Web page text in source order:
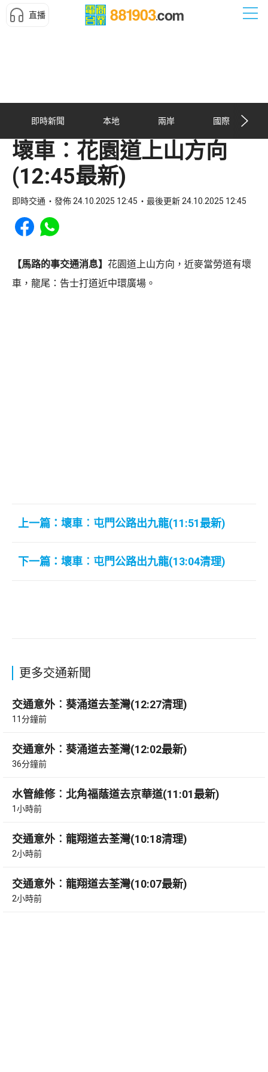
直播
即時新聞 本地 兩岸 國際
壞車︰花園道上山方向
(12:45最新)
即時交通 發佈 24.10.2025 12:45 最後更新 24.10.2025 12:45
Share to Facebook
Share to WhatsApp
【馬路的事交通消息】 花園道上山方向，近麥當勞道有壞
車，龍尾：告士打道近中環廣場。
上一篇：壞車︰屯門公路出九龍(11:51最新)
下一篇：壞車︰屯門公路出九龍(13:04清理)
更多交通新聞
交通意外︰葵涌道去荃灣(12:27清理)
11分鐘前
交通意外︰葵涌道去荃灣(12:02最新)
36分鐘前
水管維修︰北角福蔭道去京華道(11:01最新)
1小時前
交通意外︰龍翔道去荃灣(10:18清理)
2小時前
交通意外︰龍翔道去荃灣(10:07最新)
2小時前